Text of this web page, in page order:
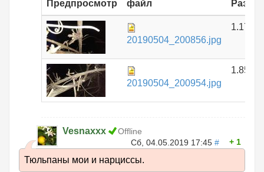
Предпросмотр
файл
20190504_200856.jpg
1.17
20190504_200954.jpg
1.85
Vesnaxxx
Offline
Сб, 04.05.2019 17:45 # 1
Тюльпаны мои и нарциссы.